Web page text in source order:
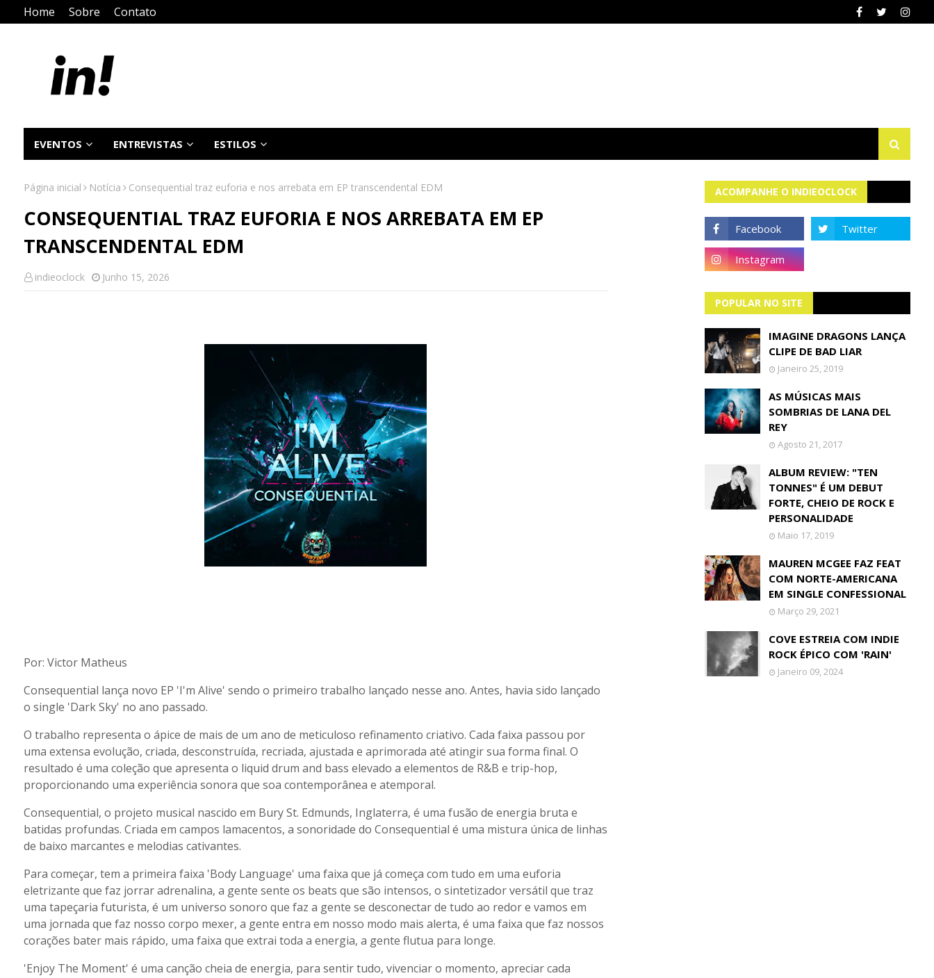
Home Sobre Contato
EVENTOS ENTREVISTAS ESTILOS
Página inicial Notícia Consequential traz euforia e nos arrebata em EP transcendental EDM
CONSEQUENTIAL TRAZ EUFORIA E NOS ARREBATA EM EP
TRANSCENDENTAL EDM
indieoclock Junho 15, 2026
Por: Victor Matheus
Consequential lança novo EP 'I'm Alive' sendo o primeiro trabalho lançado nesse ano. Antes, havia sido lançado
o single 'Dark Sky' no ano passado.
O trabalho representa o ápice de mais de um ano de meticuloso refinamento criativo. Cada faixa passou por
uma extensa evolução, criada, desconstruída, recriada, ajustada e aprimorada até atingir sua forma final. O
resultado é uma coleção que apresenta o liquid drum and bass elevado a elementos de R&B e trip-hop,
proporcionando uma experiência sonora que soa contemporânea e atemporal.
Consequential, o projeto musical nascido em Bury St. Edmunds, Inglaterra, é uma fusão de energia bruta e
batidas profundas. Criada em campos lamacentos, a sonoridade do Consequential é uma mistura única de linhas
de baixo marcantes e melodias cativantes.
Para começar, tem a primeira faixa 'Body Language' uma faixa que já começa com tudo em uma euforia
eletrizante que faz jorrar adrenalina, a gente sente os beats que são intensos, o sintetizador versátil que traz
uma tapeçaria futurista, é um universo sonoro que faz a gente se desconectar de tudo ao redor e vamos em
uma jornada que faz nosso corpo mexer, a gente entra em nosso modo mais alerta, é uma faixa que faz nossos
corações bater mais rápido, uma faixa que extrai toda a energia, a gente flutua para longe.
'Enjoy The Moment' é uma canção cheia de energia, para sentir tudo, vivenciar o momento, apreciar cada
ACOMPANHE O INDIEOCLOCK
POPULAR NO SITE
IMAGINE DRAGONS LANÇA
CLIPE DE BAD LIAR
Janeiro 25, 2019
AS MÚSICAS MAIS
SOMBRIAS DE LANA DEL
REY
Agosto 21, 2017
ALBUM REVIEW: "TEN
TONNES" É UM DEBUT
FORTE, CHEIO DE ROCK E
PERSONALIDADE
Maio 17, 2019
MAUREN MCGEE FAZ FEAT
COM NORTE-AMERICANA
EM SINGLE CONFESSIONAL
Março 29, 2021
COVE ESTREIA COM INDIE
ROCK ÉPICO COM 'RAIN'
Janeiro 09, 2024